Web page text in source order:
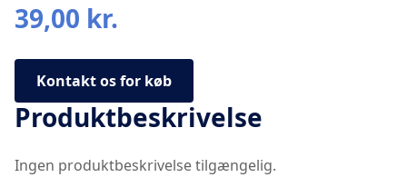
39,00 kr.
Kontakt os for køb
Produktbeskrivelse
Ingen produktbeskrivelse tilgængelig.